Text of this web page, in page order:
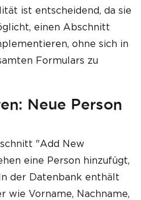
ist entscheidend, da sie
einen Abschnitt
ohne sich in
Formulars zu
Neue Person
"Add New
eine Person hinzufügt,
der Datenbank enthält
wie Vorname, Nachname,